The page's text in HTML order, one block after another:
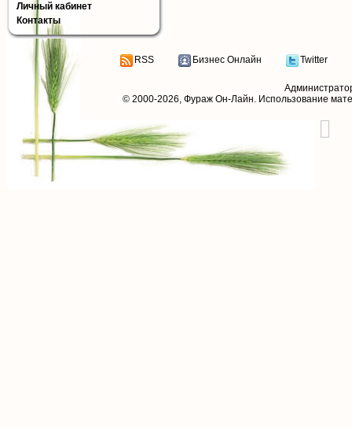
Личный кабинет
Контакты
RSS Бизнес Онлайн Twitter
© 2000-2026, Фураж Он-Лайн. Использование